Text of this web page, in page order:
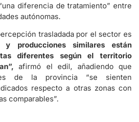
diferencia de tratamiento” entre
autónomas.
trasladada por el sector es
y producciones similares están
diferentes según el territorio
afirmó el edil, añadiendo que
de la provincia “se sienten
respecto a otras zonas con
comparables”.